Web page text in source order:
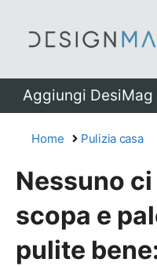
Aggiungi
Home Pulizia casa
Nessuno
scopa e
pulite